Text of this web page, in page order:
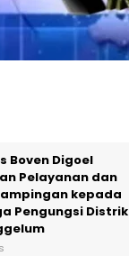
Boven Digoel
Pelayanan dan
kepada
Pengungsi Distrik